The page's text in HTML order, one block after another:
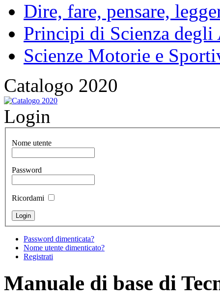
Dire, fare, pensare,
Principi di Scienza
Scienze Motorie e
Catalogo 2020
Login
Nome utente
Password
Ricordami
Password dimenticata?
Nome utente dimenticato?
Registrati
Manuale di base di